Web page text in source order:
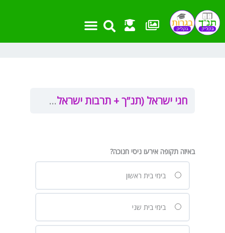
לתוכן
חגי ישראל (תנ”ך + תרבות ישראל)
באיזה תקופה אירעו ניסי חנוכה?
בימי בית ראשון
בימי בית שני